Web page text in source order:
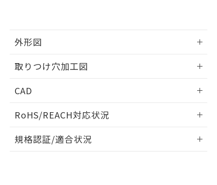
外形図
取りつけ穴加工図
CAD
ドすることができます。
ログイン/会員登録
RoHS/REACH対応状況
EU RoHS 注意事項・凡例
規格認証/適合状況
物質の対応では、対応完了までの期間は出
荷製品に未対応品が混在することから備考
既に当社にて対応品への在庫切替を完了
していることから、特段のことがない限
り、2022年1月12日より割愛しておりま